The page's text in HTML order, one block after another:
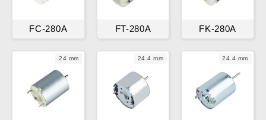
FC-280A FT-280A FK-280A
24 mm 24.4 mm 24.4 mm